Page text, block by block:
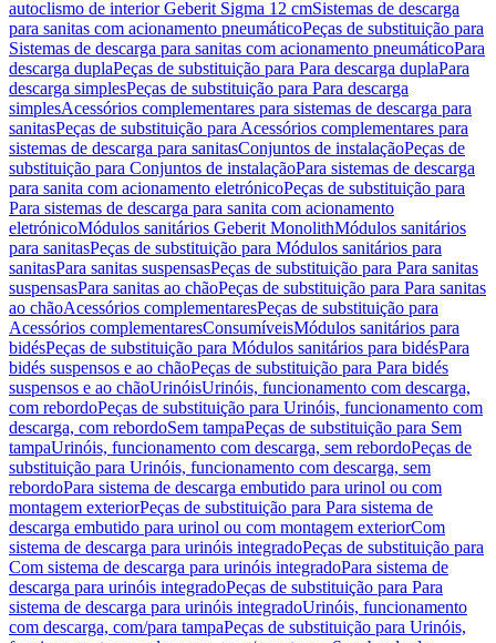
autoclismo de interior Geberit Sigma 12 cmSistemas de descarga
para sanitas com acionamento pneumáticoPeças de substituição para
Sistemas de descarga para sanitas com acionamento pneumáticoPara
descarga duplaPeças de substituição para Para descarga duplaPara
descarga simplesPeças de substituição para Para descarga
simplesAcessórios complementares para sistemas de descarga para
sanitasPeças de substituição para Acessórios complementares para
sistemas de descarga para sanitasConjuntos de instalaçãoPeças de
substituição para Conjuntos de instalaçãoPara sistemas de descarga
para sanita com acionamento eletrónicoPeças de substituição para
Para sistemas de descarga para sanita com acionamento
eletrónicoMódulos sanitários Geberit MonolithMódulos sanitários
para sanitasPeças de substituição para Módulos sanitários para
sanitasPara sanitas suspensasPeças de substituição para Para sanitas
suspensasPara sanitas ao chãoPeças de substituição para Para sanitas
ao chãoAcessórios complementaresPeças de substituição para
Acessórios complementaresConsumíveisMódulos sanitários para
bidésPeças de substituição para Módulos sanitários para bidésPara
bidés suspensos e ao chãoPeças de substituição para Para bidés
suspensos e ao chãoUrinóisUrinóis, funcionamento com descarga,
com rebordoPeças de substituição para Urinóis, funcionamento com
descarga, com rebordoSem tampaPeças de substituição para Sem
tampaUrinóis, funcionamento com descarga, sem rebordoPeças de
substituição para Urinóis, funcionamento com descarga, sem
rebordoPara sistema de descarga embutido para urinol ou com
montagem exteriorPeças de substituição para Para sistema de
descarga embutido para urinol ou com montagem exteriorCom
sistema de descarga para urinóis integradoPeças de substituição para
Com sistema de descarga para urinóis integradoPara sistema de
descarga para urinóis integradoPeças de substituição para Para
sistema de descarga para urinóis integradoUrinóis, funcionamento
com descarga, com/para tampaPeças de substituição para Urinóis,